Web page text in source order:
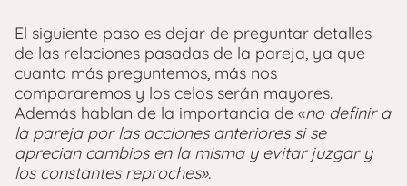
El siguiente paso es dejar de preguntar detalles
de las relaciones pasadas de la pareja, ya que
cuanto más preguntemos, más nos
compararemos y los celos serán mayores.
Además hablan de la importancia de «no definir a
la pareja por las acciones anteriores si se
aprecian cambios en la misma y evitar juzgar y
los constantes reproches».